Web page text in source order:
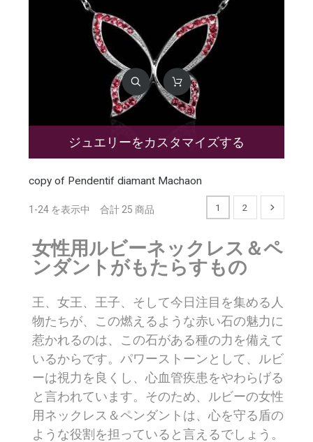
ジュエリーをカスタマイズする
copy of Pendentif diamant Machaon
1-24 を表示中 合計 25 商品 1 2
女性用ルビーネックレス＆ペ
ンダントがもたらすもの
王、女王、王子、そして今日注目を集める人
物たちが、この燃えるような赤い石の魅力に
惹かれるのは、この石がある種の力を備えて
いるからです。パワーストーンとして、ルビ
ーは視力を良くし、心血管疾患をやわらげる
と言われています。そのため、ルビーの女性
用ネックレス＆ペンダントは、心を守る盾の
ような役割を担っていると言えるでしょう。